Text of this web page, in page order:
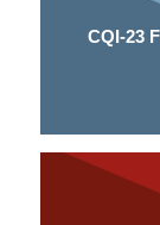
CQI-23